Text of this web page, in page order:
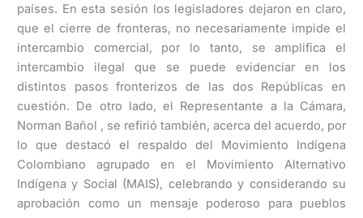
países. En esta sesión los legisladores dejaron en claro,
que el cierre de fronteras, no necesariamente impide el
intercambio comercial, por lo tanto, se amplifica el
intercambio ilegal que se puede evidenciar en los
distintos pasos fronterizos de las dos Repúblicas en
cuestión. De otro lado, el Representante a la Cámara,
Norman Bañol , se refirió también, acerca del acuerdo, por
lo que destacó el respaldo del Movimiento Indígena
Colombiano agrupado en el Movimiento Alternativo
Indígena y Social (MAIS), celebrando y considerando su
aprobación como un mensaje poderoso para pueblos